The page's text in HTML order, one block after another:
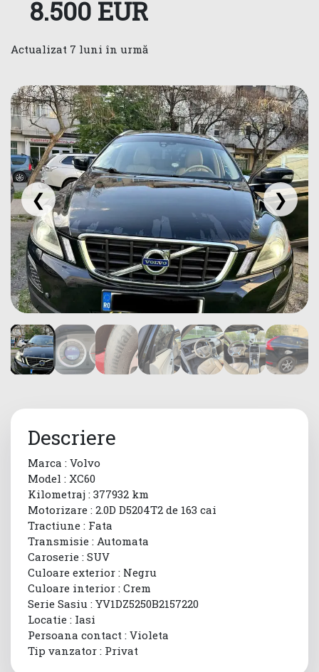
8.500 EUR
Actualizat 7 luni în urmă
❮ ❯
Descriere
Marca : Volvo
Model : XC60
Kilometraj : 377932 km
Motorizare : 2.0D D5204T2 de 163 cai
Tractiune : Fata
Transmisie : Automata
Caroserie : SUV
Culoare exterior : Negru
Culoare interior : Crem
Serie Sasiu : YV1DZ5250B2157220
Locatie : Iasi
Persoana contact : Violeta
Tip vanzator : Privat